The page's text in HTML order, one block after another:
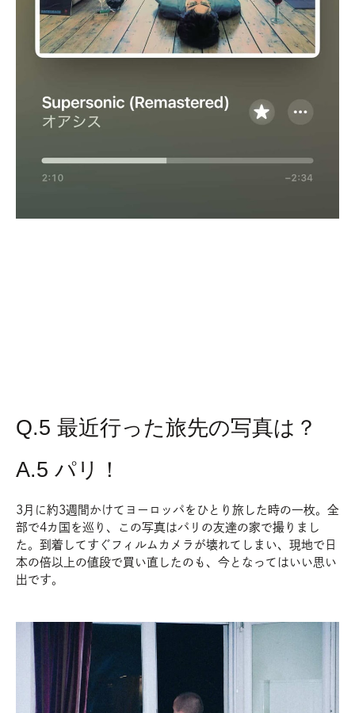
Q.5 最近行った旅先の写真は？
A.5 パリ！
3月に約3週間かけてヨーロッパをひとり旅した時の一枚。全
部で4カ国を巡り、この写真はパリの友達の家で撮りまし
た。到着してすぐフィルムカメラが壊れてしまい、現地で日
本の倍以上の値段で買い直したのも、今となってはいい思い
出です。